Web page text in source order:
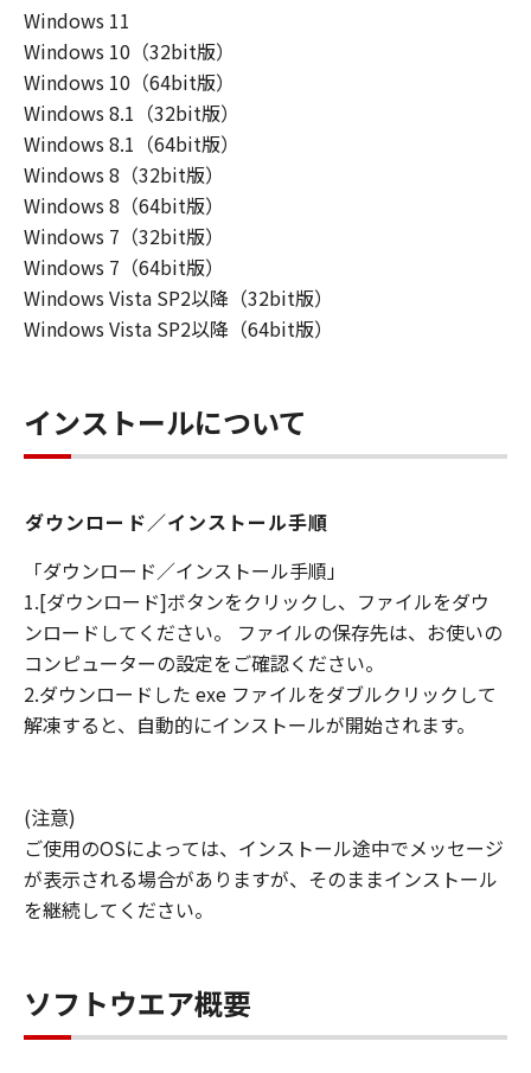
Windows 11
Windows 10（32bit版）
Windows 10（64bit版）
Windows 8.1（32bit版）
Windows 8.1（64bit版）
Windows 8（32bit版）
Windows 8（64bit版）
Windows 7（32bit版）
Windows 7（64bit版）
Windows Vista SP2以降（32bit版）
Windows Vista SP2以降（64bit版）
インストールについて
ダウンロード／インストール手順
「ダウンロード／インストール手順」
1.[ダウンロード]ボタンをクリックし、ファイルをダウ
ンロードしてください。 ファイルの保存先は、お使いの
コンピューターの設定をご確認ください。
2.ダウンロードした exe ファイルをダブルクリックして
解凍すると、自動的にインストールが開始されます。
(注意)
ご使用のOSによっては、インストール途中でメッセージ
が表示される場合がありますが、そのままインストール
を継続してください。
ソフトウエア概要